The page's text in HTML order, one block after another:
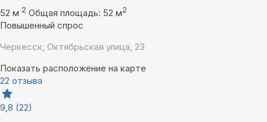
52 м 2 Общая площадь: 52 м2
Повышенный спрос
Черкесск, Октябрьская улица, 23
Показать расположение на карте
22 отзыва
9,8 (22)